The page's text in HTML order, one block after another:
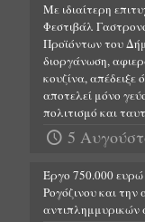
Με ιδιαίτερη
Φεστιβάλ
Προϊόντων του
διοργάνωση,
κουζίνα, απέδειξε
αποτελεί μόνο
πολιτισμό και
5
Έργο 750.000
Ρογόζινου και